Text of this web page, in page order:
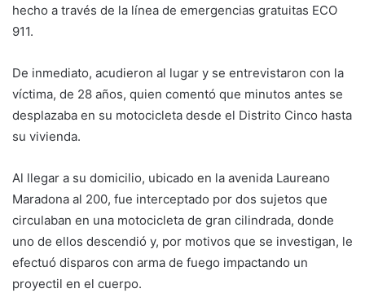
hecho a través de la línea de emergencias gratuitas ECO
911.
De inmediato, acudieron al lugar y se entrevistaron con la
víctima, de 28 años, quien comentó que minutos antes se
desplazaba en su motocicleta desde el Distrito Cinco hasta
su vivienda.
Al llegar a su domicilio, ubicado en la avenida Laureano
Maradona al 200, fue interceptado por dos sujetos que
circulaban en una motocicleta de gran cilindrada, donde
uno de ellos descendió y, por motivos que se investigan, le
efectuó disparos con arma de fuego impactando un
proyectil en el cuerpo.